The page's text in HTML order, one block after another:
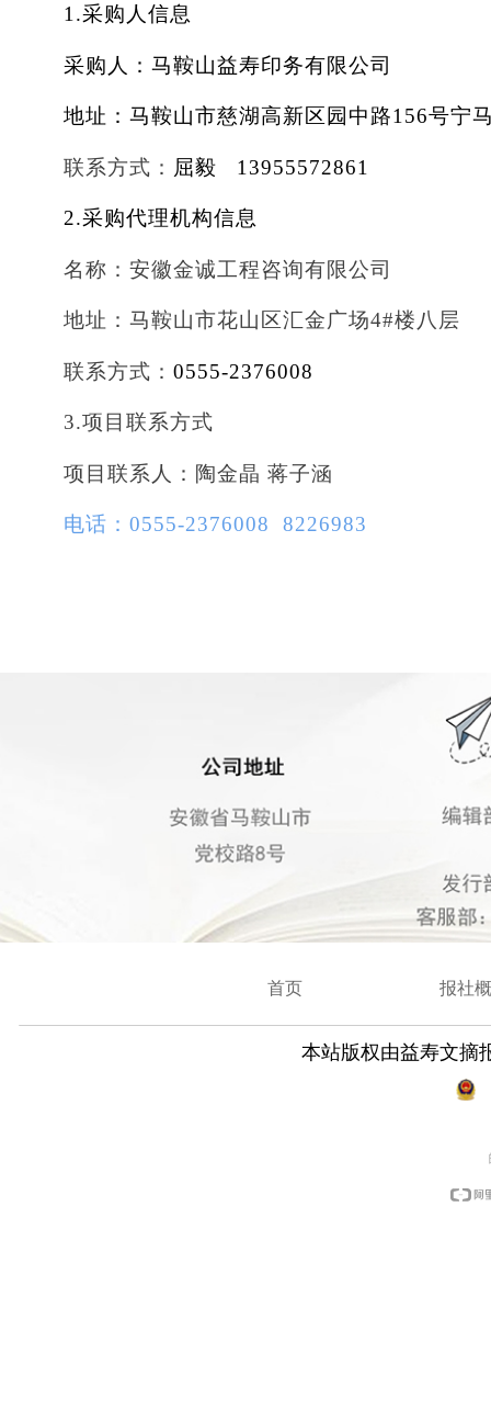
1.采购人信息
采购人：马鞍山益寿印务有限公司
地址：马鞍山市慈湖高新区园中路156号宁
联系方式： 屈毅 13955572861
2.采购代理机构信息
名称：安徽金诚工程咨询有限公司
地址：马鞍山市花山区汇金广场4#楼八层
联系方式： 0555-2376008
3.项目联系方式
项目联系人：陶金晶 蒋子涵
电话：0555-2376008 8226983
本站版权由益寿文摘
首页 报社